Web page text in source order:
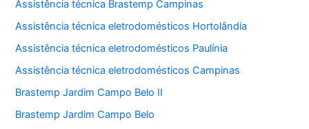
Assistência técnica Brastemp Campinas
Assistência técnica eletrodomésticos Hortolândia
Assistência técnica eletrodomésticos Paulínia
Assistência técnica eletrodomésticos Campinas
Brastemp Jardim Campo Belo II
Brastemp Jardim Campo Belo